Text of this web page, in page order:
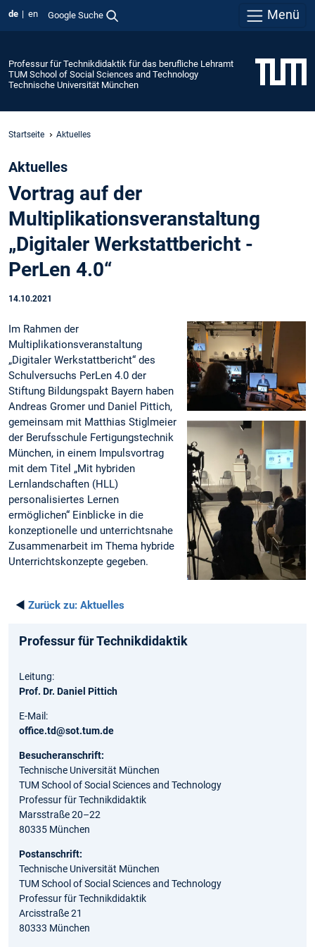
de en Google Suche Menü
Professur für Technikdidaktik für das berufliche Lehramt
TUM School of Social Sciences and Technology
Technische Universität München
Startseite Aktuelles
Aktuelles
Vortrag auf der
Multiplikationsveranstaltung
„Digitaler Werkstattbericht -
PerLen 4.0“
14.10.2021
Im Rahmen der
Multiplikationsveranstaltung
„Digitaler Werkstattbericht“ des
Schulversuchs PerLen 4.0 der
Stiftung Bildungspakt Bayern haben
Andreas Gromer und Daniel Pittich,
gemeinsam mit Matthias Stiglmeier
der Berufsschule Fertigungstechnik
München, in einem Impulsvortrag
mit dem Titel „Mit hybriden
Lernlandschaften (HLL)
personalisiertes Lernen
ermöglichen“ Einblicke in die
konzeptionelle und unterrichtsnahe
Zusammenarbeit im Thema hybride
Unterrichtskonzepte gegeben.
◄ Zurück zu: Aktuelles
Professur für Technikdidaktik
Leitung:
Prof. Dr. Daniel Pittich
E-Mail:
office.td@sot.tum.de
Besucheranschrift:
Technische Universität München
TUM School of Social Sciences and Technology
Professur für Technikdidaktik
Marsstraße 20–22
80335 München
Postanschrift:
Technische Universität München
TUM School of Social Sciences and Technology
Professur für Technikdidaktik
Arcisstraße 21
80333 München